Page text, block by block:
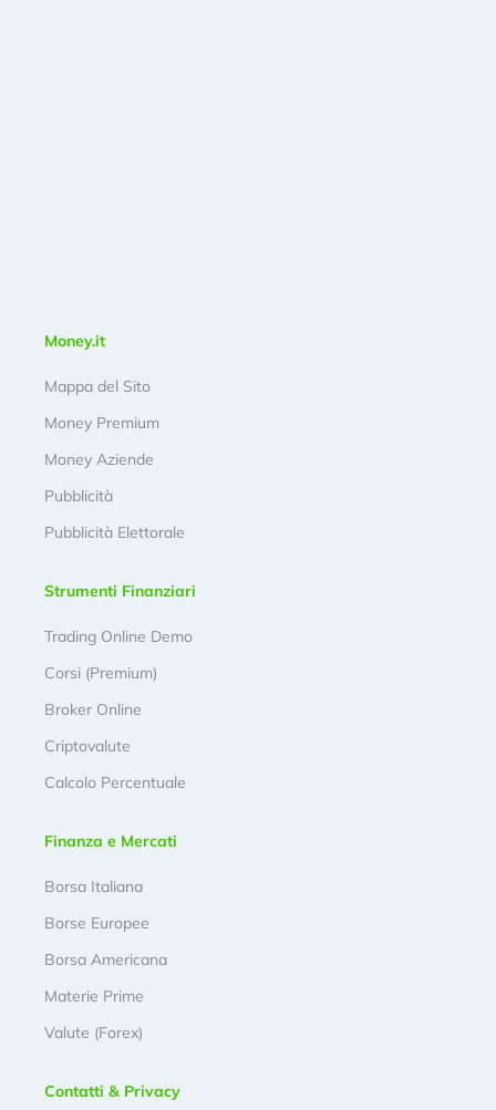
Money.it
Mappa del Sito
Money Premium
Money Aziende
Pubblicità
Pubblicità Elettorale
Strumenti Finanziari
Trading Online Demo
Corsi (Premium)
Broker Online
Criptovalute
Calcolo Percentuale
Finanza e Mercati
Borsa Italiana
Borse Europee
Borsa Americana
Materie Prime
Valute (Forex)
Contatti & Privacy